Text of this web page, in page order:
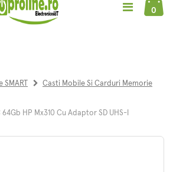
0
Casti Mobile Si Carduri Memorie
Memorie MicroSDHC 64Gb HP Mx310 Cu Adaptor SD UHS-I